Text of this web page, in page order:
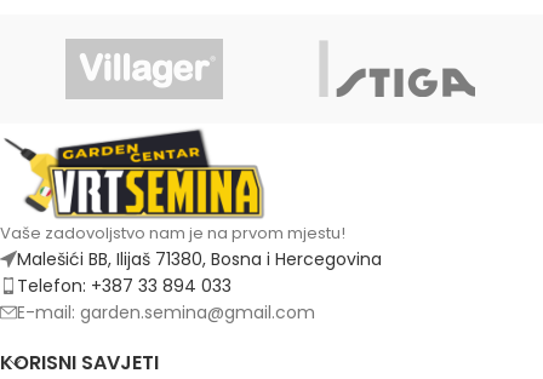
Vaše zadovoljstvo nam je na prvom mjestu!
Malešići BB, Ilijaš 71380, Bosna i Hercegovina
Telefon: +387 33 894 033
E-mail: garden.semina@gmail.com
KORISNI SAVJETI